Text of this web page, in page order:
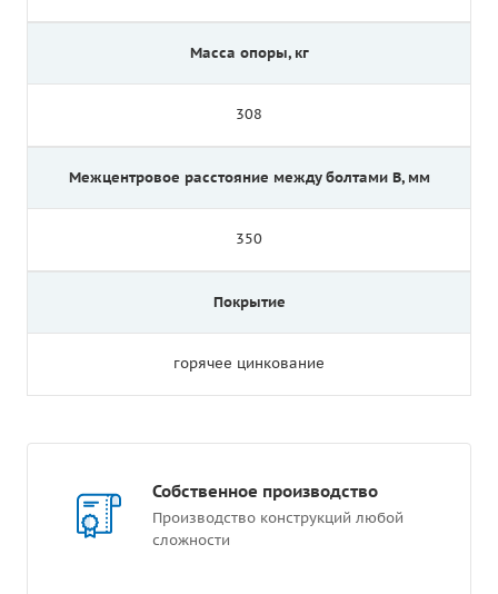
Масса опоры, кг
308
Межцентровое расстояние между болтами B, мм
350
Покрытие
горячее цинкование
Собственное производство
Производство конструкций любой
сложности